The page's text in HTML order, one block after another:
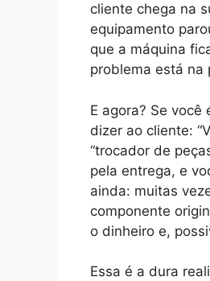
cliente chega na
equipamento
que a máquina
problema está na
E agora? Se
dizer ao cliente:
“trocador de
pela entrega, e
ainda: muitas
componente
o dinheiro e,
Essa é a dura